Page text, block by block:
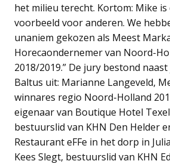
het milieu terecht. Kortom: Mike
voorbeeld voor anderen. We
unaniem gekozen als Meest
Horecaondernemer van Noord-
2018/2019.” De jury bestond
Baltus uit: Marianne Langeveld,
winnares regio Noord-Holland
eigenaar van Boutique Hotel
bestuurslid van KHN Den Helder
Restaurant eFFe in het dorp in
Kees Slegt, bestuurslid van KHN